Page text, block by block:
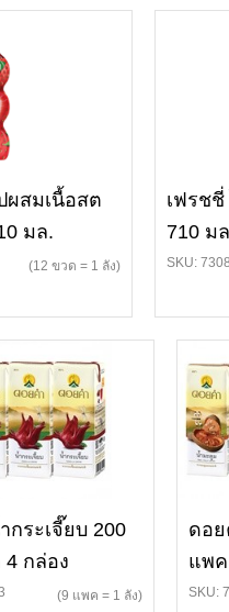
ผสมเนื้อสต
มล.
(12 ขวด = 1 ลัง)
เฟรช
710 ม
SKU:
กระเจี๊ยบ 200
กล่อง
(9 แพค = 1 ลัง)
ดอ
แพค
SKU: